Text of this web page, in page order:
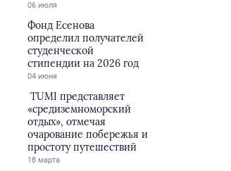
06 июля
Фонд Есенова
определил получателей
студенческой
стипендии на 2026 год
04 июня
TUMI представляет
«средиземноморский
отдых», отмечая
очарование побережья и
простоту путешествий
18 марта